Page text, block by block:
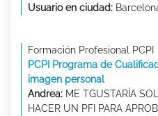
Usuario en ciudad:
Formación Profesional PCPI
PCPI Programa de
imagen personal
Andrea: ME TGUSTARÍA
HACER UN PFI PARA